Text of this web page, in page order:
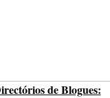
de Blogues: